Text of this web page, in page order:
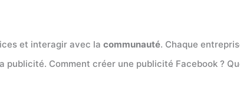
et interagir avec la communauté. Chaque
publicité. Comment créer une publicité Facebook ?